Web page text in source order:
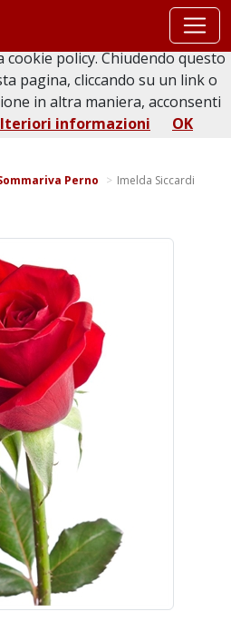
Stampa bacheca
Perno Imelda Siccardi
terzi da questo utilizzati si
al funzionamento ed utili
policy. Chiudendo questo
pagina, cliccando su un link o
in altra maniera, acconsenti
informazioni OK